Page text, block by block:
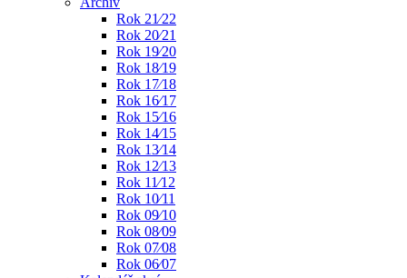
Rok 21⁄22
Rok 20⁄21
Rok 19⁄20
Rok 18⁄19
Rok 17⁄18
Rok 16⁄17
Rok 15⁄16
Rok 14⁄15
Rok 13⁄14
Rok 12⁄13
Rok 11⁄12
Rok 10⁄11
Rok 09⁄10
Rok 08⁄09
Rok 07⁄08
Rok 06⁄07